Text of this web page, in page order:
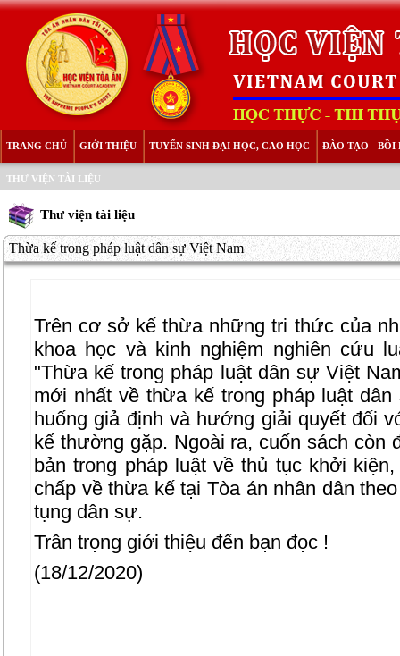
TRANG CHỦ GIỚI THIỆU TUYỂN SINH ĐẠI HỌC, CAO HỌC ĐÀO TẠO - BỒI
THƯ VIỆN TÀI LIỆU
Thư viện tài liệu
Thừa kế trong pháp luật dân sự Việt Nam
Trên cơ sở kế thừa những tri thức của
khoa học và kinh nghiệm nghiên cứu
"Thừa kế trong pháp luật dân sự Việt
mới nhất về thừa kế trong pháp luật
huống giả định và hướng giải quyết đối
kế thường gặp. Ngoài ra, cuốn sách còn
bản trong pháp luật về thủ tục khởi
chấp về thừa kế tại Tòa án nhân dân
tụng dân sự.
Trân trọng giới thiệu đến bạn đọc !
(18/12/2020)